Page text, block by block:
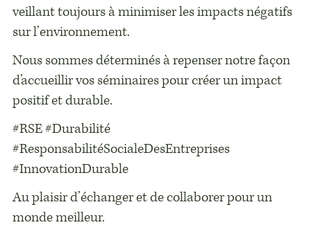
veillant toujours à minimiser les impacts négatifs
sur l’environnement.
Nous sommes déterminés à repenser notre façon
d’accueillir vos séminaires pour créer un impact
positif et durable.
#RSE #Durabilité
#ResponsabilitéSocialeDesEntreprises
#InnovationDurable
Au plaisir d’échanger et de collaborer pour un
monde meilleur.